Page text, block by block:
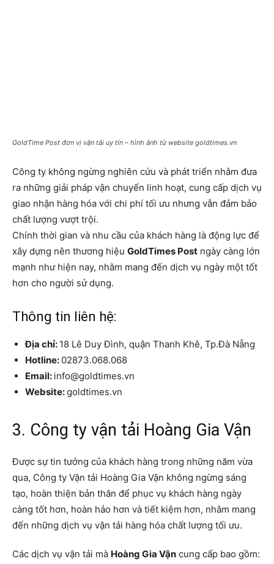
GoldTime Post đơn vị vận tải uy tín – hình ảnh từ website goldtimes.vn
Công ty không ngừng nghiên cứu và phát triển nhằm đưa
ra những giải pháp vận chuyển linh hoạt, cung cấp dịch vụ
giao nhận hàng hóa với chi phí tối ưu nhưng vẫn đảm bảo
chất lượng vượt trội.
Chính thời gian và nhu cầu của khách hàng là động lực để
xây dựng nên thương hiệu GoldTimes Post ngày càng lớn
mạnh như hiện nay, nhằm mang đến dịch vụ ngày một tốt
hơn cho người sử dụng.
Thông tin liên hệ:
Địa chỉ: 18 Lê Duy Đình, quận Thanh Khê, Tp.Đà Nẵng
Hotline: 02873.068.068
Email: info@goldtimes.vn
Website:goldtimes.vn
3. Công ty vận tải Hoàng Gia Vận
Được sự tin tưởng của khách hàng trong những năm vừa
qua, Công ty Vận tải Hoàng Gia Vận không ngừng sáng
tạo, hoàn thiện bản thân để phục vụ khách hàng ngày
càng tốt hơn, hoàn hảo hơn và tiết kiệm hơn, nhằm mang
đến những dịch vụ vận tải hàng hóa chất lượng tối ưu.
Các dịch vụ vận tải mà Hoàng Gia Vận cung cấp bao gồm: